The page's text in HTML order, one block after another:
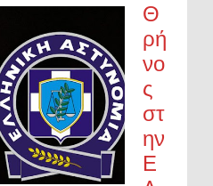
Θ
ρή
νο
ς
στ
ην
Ε